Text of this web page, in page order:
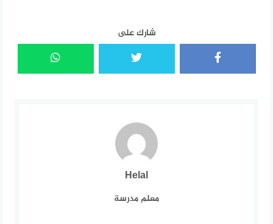
شارك على
Helal
معلم مدرسة